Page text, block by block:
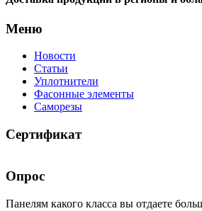
Меню
Новости
Статьи
Уплотнители
Фасонные элементы
Саморезы
Сертификат
Опрос
Панелям какого класса вы отдаете